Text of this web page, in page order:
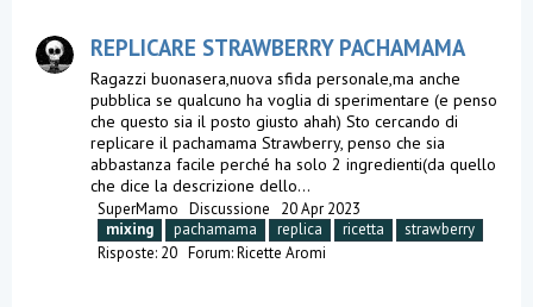
REPLICARE STRAWBERRY PACHAMAMA
Ragazzi buonasera,nuova sfida personale,ma anche
pubblica se qualcuno ha voglia di sperimentare (e penso
che questo sia il posto giusto ahah) Sto cercando di
replicare il pachamama Strawberry, penso che sia
abbastanza facile perché ha solo 2 ingredienti(da quello
che dice la descrizione dello...
SuperMamo Discussione
20 Apr 2023
mixing
pachamama replica ricetta
strawberry
Risposte: 20 Forum:Ricette Aromi